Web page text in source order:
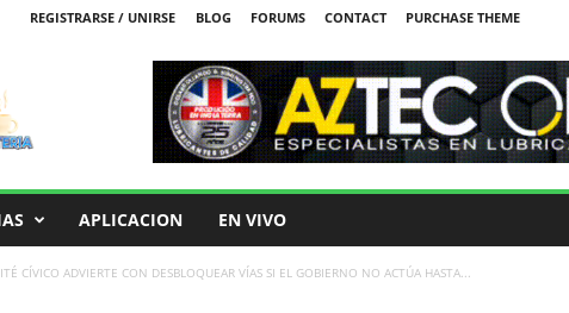
REGISTRARSE / UNIRSE BLOG FORUMS CONTACT PURCHASE THEME
APLICACION EN VIVO
CÍVICO ADVIERTE CON DESBLOQUEAR VÍAS SI EL GOBIERNO NO ACTÚA HASTA...